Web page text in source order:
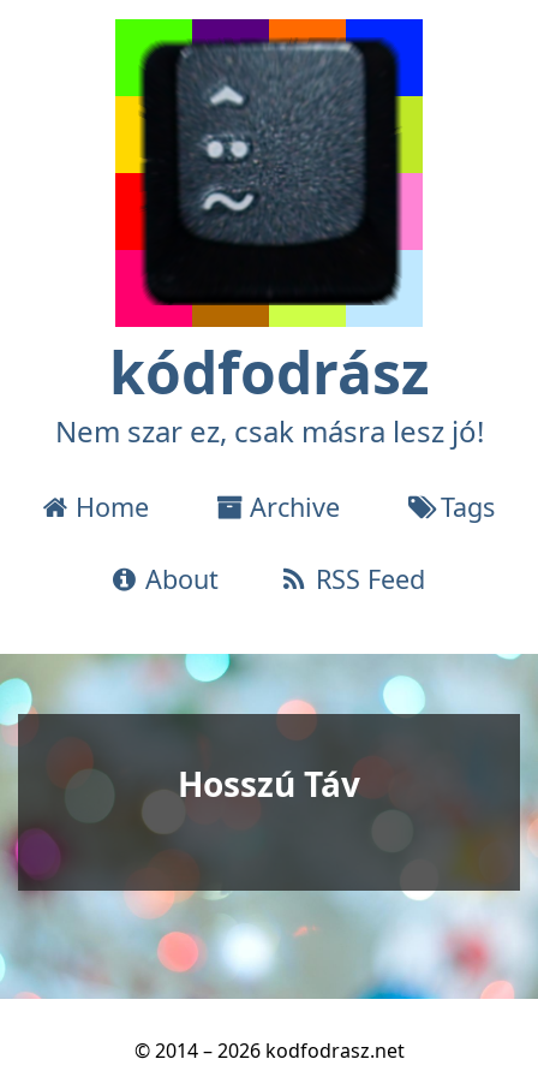
kódfodrász
Nem szar ez, csak másra lesz jó!
Home Archive Tags
About RSS Feed
Hosszú Táv
© 2014 – 2026 kodfodrasz.net